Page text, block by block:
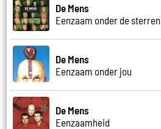
De Mens
Eenzaam onder de sterren
De Mens
Eenzaam onder jou
De Mens
Eenzaamheid